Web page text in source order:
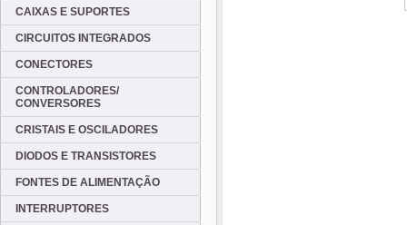
CAIXAS E SUPORTES
CIRCUITOS INTEGRADOS
CONECTORES
CONTROLADORES/
CONVERSORES
CRISTAIS E OSCILADORES
DIODOS E TRANSISTORES
FONTES DE ALIMENTAÇÃO
INTERRUPTORES